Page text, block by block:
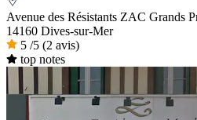
Avenue des Résistants ZAC Grands
14160 Dives-sur-Mer
5 /5 (2 avis)
top notes